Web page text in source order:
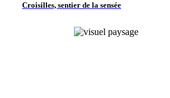
Croisilles, sentier de la sensée